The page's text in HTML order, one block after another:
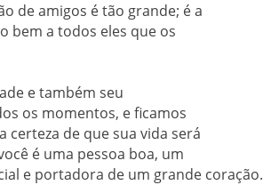
de amigos é tão grande; é a
bem a todos eles que os
e também seu
os momentos, e ficamos
certeza de que sua vida será
é uma pessoa boa, um
e portadora de um grande coração.